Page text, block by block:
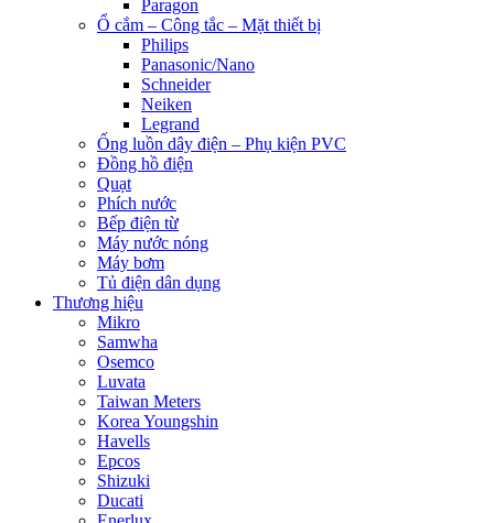
Paragon
Ổ cắm – Công tắc – Mặt thiết bị
Philips
Panasonic/Nano
Schneider
Neiken
Legrand
Ống luồn dây điện – Phụ kiện PVC
Đồng hồ điện
Quạt
Phích nước
Bếp điện từ
Máy nước nóng
Máy bơm
Tủ điện dân dụng
Thương hiệu
Mikro
Samwha
Osemco
Luvata
Taiwan Meters
Korea Youngshin
Havells
Epcos
Shizuki
Ducati